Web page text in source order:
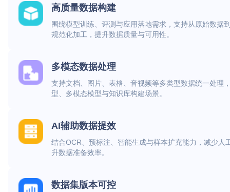
高质量数据构建
围绕模型训练、评测与应用落地需求，支持从原始数据
规范化加工，提升数据质量与可用性。
多模态数据处理
支持文档、图片、表格、音视频等多类型数据统一处理
型、多模态模型与知识库构建场景。
AI辅助数据提效
结合OCR、预标注、智能生成与样本扩充能力，减少人
升数据准备效率。
数据集版本可控